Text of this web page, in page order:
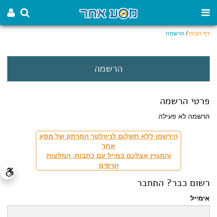
דף הבית/ הרשמה
הרשמה
פרטי הרשמה
הרשמה לא פעילה
הירשמו ללא תשלום לניוזלטר המרתק של מסע
אחר
והמגזין אצלכם במייל עם כתבות, המלצות
וטיפים
רשום כבר? התחבר
אימייל